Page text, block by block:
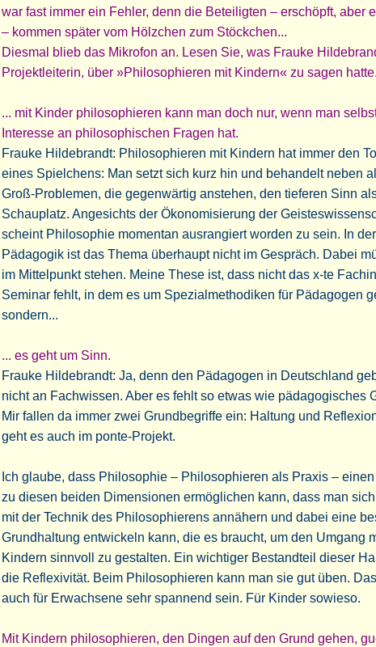
war fast immer ein Fehler, denn die Beteiligten – erschöpft, aber
– kommen später vom Hölzchen zum Stöckchen...
Diesmal blieb das Mikrofon an. Lesen Sie, was Frauke
Projektleiterin, über »Philosophieren mit Kindern« zu sagen hatte.
... mit Kinder philosophieren kann man doch nur, wenn man
Interesse an philosophischen Fragen hat.
Frauke Hildebrandt: Philosophieren mit Kindern hat immer den
eines Spielchens: Man setzt sich kurz hin und behandelt neben
Groß-Problemen, die gegenwärtig anstehen, den tieferen Sinn
Schauplatz. Angesichts der Ökonomisierung der
scheint Philosophie momentan ausrangiert worden zu sein. In der
Pädagogik ist das Thema überhaupt nicht im Gespräch. Dabei
im Mittelpunkt stehen. Meine These ist, dass nicht das x-te
Seminar fehlt, in dem es um Spezialmethodiken für Pädagogen
sondern...
... es geht um Sinn.
Frauke Hildebrandt: Ja, denn den Pädagogen in Deutschland
nicht an Fachwissen. Aber es fehlt so etwas wie pädagogisches
Mir fallen da immer zwei Grundbegriffe ein: Haltung und
geht es auch im ponte-Projekt.
Ich glaube, dass Philosophie – Philosophieren als Praxis –
zu diesen beiden Dimensionen ermöglichen kann, dass man
mit der Technik des Philosophierens annähern und dabei eine
Grundhaltung entwickeln kann, die es braucht, um den Umgang
Kindern sinnvoll zu gestalten. Ein wichtiger Bestandteil dieser
die Reflexivität. Beim Philosophieren kann man sie gut üben.
auch für Erwachsene sehr spannend sein. Für Kinder sowieso.
Mit Kindern philosophieren, den Dingen auf den Grund gehen,